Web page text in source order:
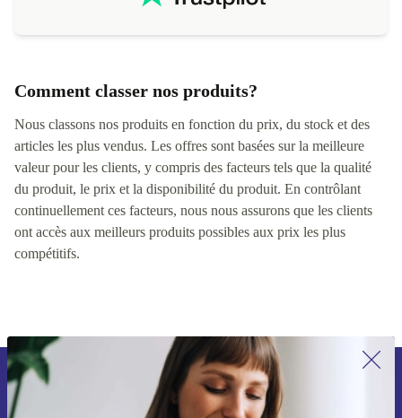
Comment classer nos produits?
Nous classons nos produits en fonction du prix, du stock et des
articles les plus vendus. Les offres sont basées sur la meilleure
valeur pour les clients, y compris des facteurs tels que la qualité
du produit, le prix et la disponibilité du produit. En contrôlant
continuellement ces facteurs, nous nous assurons que les clients
ont accès aux meilleurs produits possibles aux prix les plus
compétitifs.
Inscrivez-vous à notre newsletter pour
la première fois et économisez 15 € !